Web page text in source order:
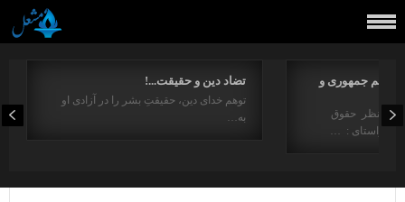
تضاد دین و حقیقت...!
توهم خدای دین، حقیقتِ بشر را در آزادی او
به…
جمهوری و
از منظر حقوق
در راستای : …